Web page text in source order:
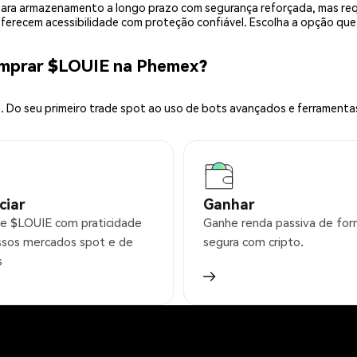
armazenamento a longo prazo com segurança reforçada, mas
acessibilidade com proteção confiável. Escolha a opção
$LOUIE na Phemex?
Do seu primeiro trade spot ao uso de bots avançados e
$LOUIE com praticidade
mercados spot e de
Ganhar
Ganhe renda passiva de
segura com cripto.